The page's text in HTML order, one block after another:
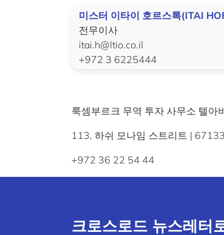
미스터 이타이 호르스톡(ITAI
전무이사
itai.h@ltio.co.il
+972 3 6225444
룩셈부르크 무역 투자 사무소 텔아
113, 하쉬 모나임 스트리트 |
+972 36 22 54 44
크로스로드 뉴스레터